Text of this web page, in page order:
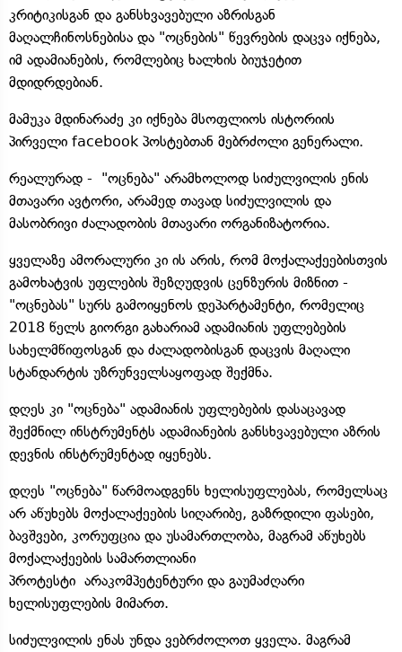
კრიტიკისგან და განსხვავებული აზრისგან
მაღალჩინოსნებისა და "ოცნების" წევრების დაცვა იქნება,
იმ ადამიანების, რომლებიც ხალხის ბიუჯეტით
მდიდრდებიან.
მამუკა მდინარაძე კი იქნება მსოფლიოს ისტორიის
პირველი facebook პოსტებთან მებრძოლი გენერალი.
რეალურად - "ოცნება" არამხოლოდ სიძულვილის ენის
მთავარი ავტორი, არამედ თავად სიძულვილის და
მასობრივი ძალადობის მთავარი ორგანიზატორია.
ყველაზე ამორალური კი ის არის, რომ მოქალაქეებისთვის
გამოხატვის უფლების შეზღუდვის ცენზურის მიზნით -
"ოცნებას" სურს გამოიყენოს დეპარტამენტი, რომელიც
2018 წელს გიორგი გახარიამ ადამიანის უფლებების
სახელმწიფოსგან და ძალადობისგან დაცვის მაღალი
სტანდარტის უზრუნველსაყოფად შექმნა.
დღეს კი "ოცნება" ადამიანის უფლებების დასაცავად
შექმნილ ინსტრუმენტს ადამიანების განსხვავებული აზრის
დევნის ინსტრუმენტად იყენებს.
დღეს "ოცნება" წარმოადგენს ხელისუფლებას, რომელსაც
არ აწუხებს მოქალაქეების სიღარიბე, გაზრდილი ფასები,
ბავშვები, კორუფცია და უსამართლობა, მაგრამ აწუხებს
მოქალაქეების სამართლიანი
პროტესტი არაკომპეტენტური და გაუმაძღარი
ხელისუფლების მიმართ.
სიძულვილის ენას უნდა ვებრძოლოთ ყველა. მაგრამ